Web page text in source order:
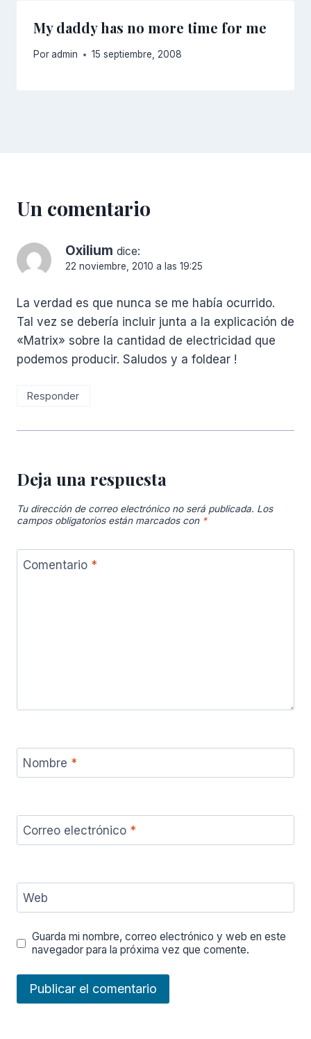
My daddy has no more time for me
Poradmin 15 septiembre, 2008
Un comentario
Oxilium dice:
22 noviembre, 2010 a las 19:25
La verdad es que nunca se me había ocurrido.
Tal vez se debería incluir junta a la explicación de
«Matrix» sobre la cantidad de electricidad que
podemos producir. Saludos y a foldear !
Responder
Deja una respuesta
Tu dirección de correo electrónico no será publicada. Los
campos obligatorios están marcados con *
Comentario *
Nombre *
Correo electrónico *
Web
Guarda mi nombre, correo electrónico y web en este
navegador para la próxima vez que comente.